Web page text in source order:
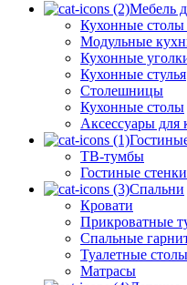
Мебель
Кухонные столы
Модульные
Кухонные
Кухонные стулья
Столешницы
Кухонные столы
Аксессуары для
ТВ-тумбы
Гостиные стенки
Спальни
Кровати
Прикроватные
Спальные
Туалетные столы
Матрасы